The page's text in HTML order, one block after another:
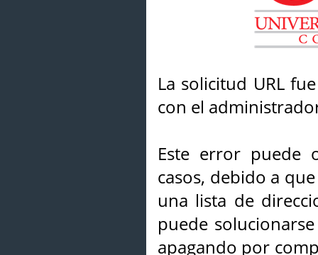
La solicitud URL
con el
Este error puede
casos, debido a
una lista de
puede
apagando por